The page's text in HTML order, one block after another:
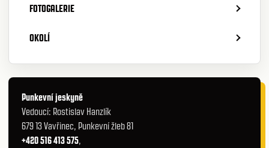
FOTOGALERIE
OKOLÍ
Punkevní jeskyně
Vedoucí: Rostislav Hanzlík
679 13 Vavřinec, Punkevní žleb 81
+420 516 413 575,